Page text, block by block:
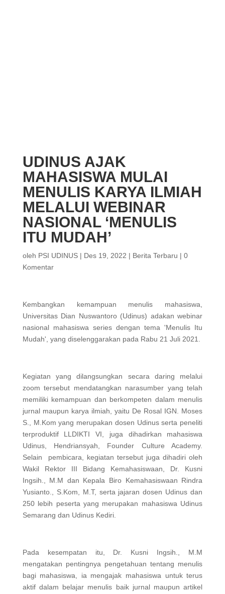
UDINUS AJAK
MAHASISWA MULAI
MENULIS KARYA ILMIAH
MELALUI WEBINAR
NASIONAL ‘MENULIS
ITU MUDAH’
oleh PSI UDINUS| Des 19, 2022 | Berita Terbaru | 0
Komentar
Kembangkan kemampuan menulis mahasiswa,
Universitas Dian Nuswantoro (Udinus) adakan webinar
nasional mahasiswa series dengan tema 'Menulis Itu
Mudah', yang diselenggarakan pada Rabu 21 Juli 2021.
Kegiatan yang dilangsungkan secara daring melalui
zoom tersebut mendatangkan narasumber yang telah
memiliki kemampuan dan berkompeten dalam menulis
jurnal maupun karya ilmiah, yaitu De Rosal IGN. Moses
S., M.Kom yang merupakan dosen Udinus serta peneliti
terproduktif LLDIKTI VI, juga dihadirkan mahasiswa
Udinus, Hendriansyah, Founder Culture Academy.
Selain pembicara, kegiatan tersebut juga dihadiri oleh
Wakil Rektor III Bidang Kemahasiswaan, Dr. Kusni
Ingsih., M.M dan Kepala Biro Kemahasiswaan Rindra
Yusianto., S.Kom, M.T, serta jajaran dosen Udinus dan
250 lebih peserta yang merupakan mahasiswa Udinus
Semarang dan Udinus Kediri.
Pada kesempatan itu, Dr. Kusni Ingsih., M.M
mengatakan pentingnya pengetahuan tentang menulis
bagi mahasiswa, ia mengajak mahasiswa untuk terus
aktif dalam belajar menulis baik jurnal maupun artikel